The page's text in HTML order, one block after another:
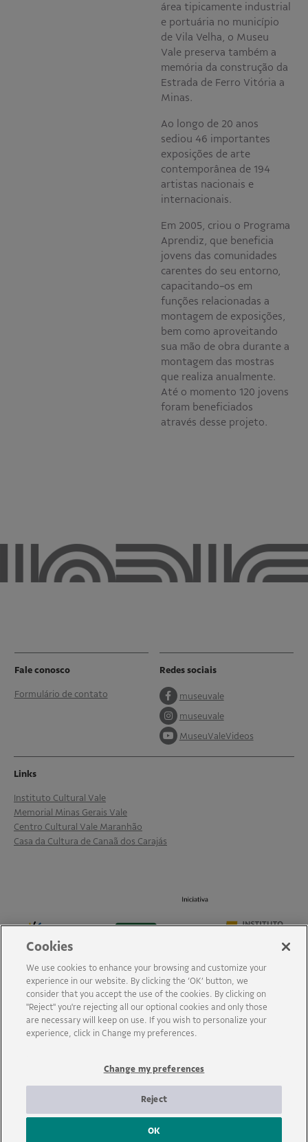
área tipicamente industrial
e portuária no município
de Vila Velha, o Museu
Vale preserva também a
memória da construção da
Estrada de Ferro Vitória a
Minas.
Ao longo de 20 anos
sediou 46 importantes
exposições de arte
contemporânea de 194
artistas nacionais e
internacionais.
Em 2005, criou o Programa
Aprendiz, que beneficia
jovens das comunidades
carentes do seu entorno,
capacitando-os em
funções relacionadas a
montagem de exposições,
bem como aproveitando
sua mão de obra durante a
montagem das mostras
que realiza anualmente.
Até o momento 120 jovens
foram beneficiados
através desse projeto.
Fale conosco
Formulário de contato
Redes sociais
museuvale
museuvale
MuseuValeVideos
Links
Instituto Cultural Vale
Memorial Minas Gerais Vale
Centro Cultural Vale Maranhão
Casa da Cultura de Canaã dos Carajás
Cookies
We use cookies to enhance your browsing and customize your
experience in our website. By clicking the ‘OK’ button, we
consider that you accept the use of the cookies. By clicking on
"Reject" you're rejecting all our optional cookies and only those
are necessary will keep on use. If you wish to personalize your
experience, click in Change my preferences.
Change my preferences
Reject
OK